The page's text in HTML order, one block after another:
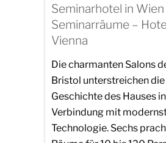
Seminarhotel in Wien
Seminarräume –
Vienna
Die charmanten Salons
Bristol unterstreichen
Geschichte des Hauses
Verbindung mit
Technologie. Sechs